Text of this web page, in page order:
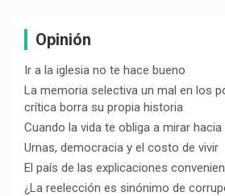
Opinión
Ir a la iglesia no te hace bueno
La memoria selectiva un mal en los
crítica borra su propia historia
Cuando la vida te obliga a mirar hacia
Urnas, democracia y el costo de vivir
El país de las explicaciones
¿La reelección es sinónimo de